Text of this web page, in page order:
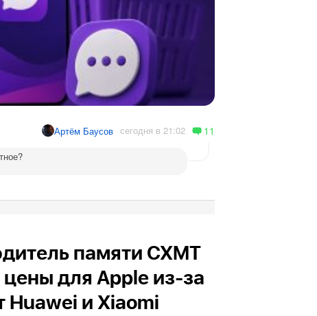
Артём Баусов сегодня в 21:02 11
памяти CXMT
для Apple из-за
Huawei и Xiaomi